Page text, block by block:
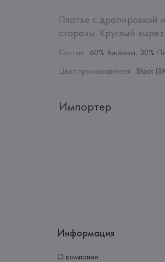
Платье с драпировкой
стороны. Круглый
Состав: 60% Вискоза, 30%
Цвет производителя: Black
Импортер
Информация
О компании